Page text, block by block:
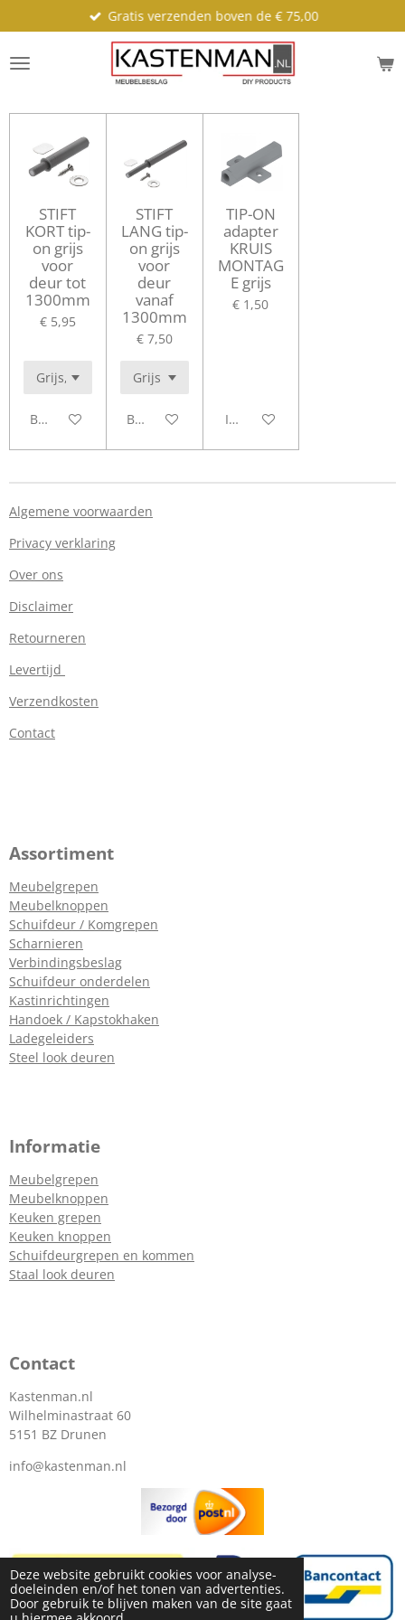
Deze website gebruikt cookies voor analyse-
doeleinden en/of het tonen van advertenties.
Door gebruik te blijven maken van de site gaat
direct
naar
de
Gratis verzenden boven de € 75,00
STIFT
KORT tip-
on grijs
voor
deur tot
1300mm
€ 5,95
Bekijk details
STIFT
LANG tip-
on grijs
voor
deur
vanaf
1300mm
€ 7,50
Bekijk details
TIP-ON
adapter
KRUIS
MONTAG
E grijs
€ 1,50
In winkelwagen
Algemene voorwaarden
Privacy verklaring
Over ons
Disclaimer
Retourneren
Levertijd
Verzendkosten
Contact
Assortiment
Meubelgrepen
Meubelknoppen
Schuifdeur / Komgrepen
Scharnieren
Verbindingsbeslag
Schuifdeur onderdelen
Kastinrichtingen
Handoek / Kapstokhaken
Ladegeleiders
Steel look deuren
Informatie
Meubelgrepen
Meubelknoppen
Keuken grepen
Keuken knoppen
Schuifdeurgrepen en kommen
Staal look deuren
Contact
Kastenman.nl
Wilhelminastraat 60
5151 BZ Drunen
info@kastenman.nl